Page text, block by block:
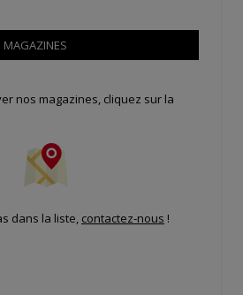
MAGAZINES
nos magazines, cliquez sur la
dans la liste, contactez-nous !